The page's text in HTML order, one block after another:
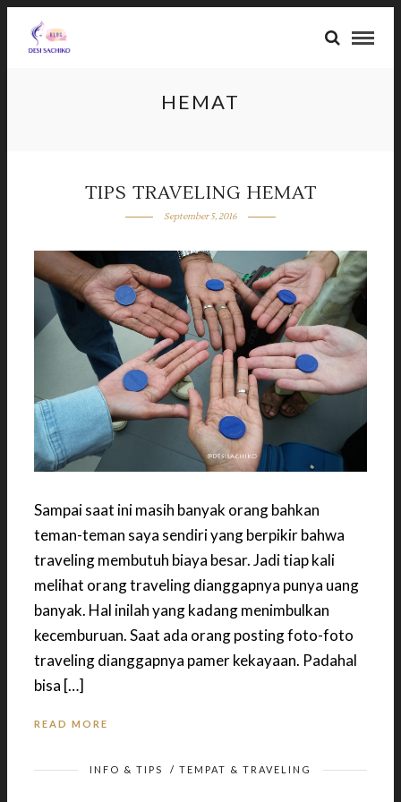
HEMAT
TIPS TRAVELING HEMAT
September 5, 2016
Sampai saat ini masih banyak orang bahkan
teman-teman saya sendiri yang berpikir bahwa
traveling membutuh biaya besar. Jadi tiap kali
melihat orang traveling dianggapnya punya uang
banyak. Hal inilah yang kadang menimbulkan
kecemburuan. Saat ada orang posting foto-foto
traveling dianggapnya pamer kekayaan. Padahal
bisa […]
READ MORE
INFO & TIPS / TEMPAT & TRAVELING